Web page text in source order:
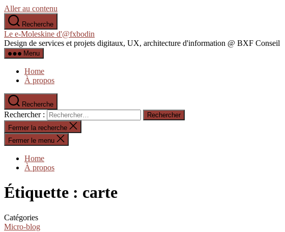
Aller au contenu
Recherche
Le e-Moleskine d'@fxbodin
Design de services et projets digitaux, UX, architecture d'information @ BXF Conseil
Menu
Home
À propos
Recherche
Rechercher :
Fermer la recherche
Fermer le menu
Home
À propos
Étiquette : carte
Catégories
Micro-blog